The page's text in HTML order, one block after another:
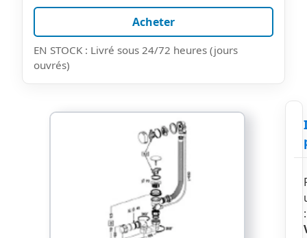
Acheter
EN STOCK : Livré sous 24/72 heures (jours
ouvrés)
: